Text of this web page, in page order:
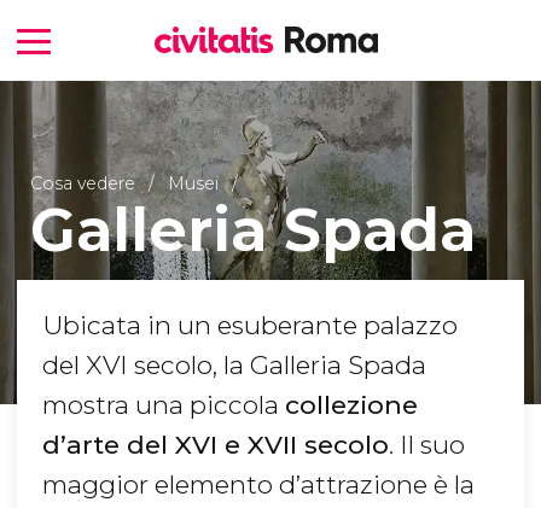
Cosa vedere Musei
Galleria Spada
Ubicata in un esuberante palazzo
del XVI secolo, la Galleria Spada
mostra una piccola collezione
d’arte del XVI e XVII secolo. Il suo
maggior elemento d’attrazione è la